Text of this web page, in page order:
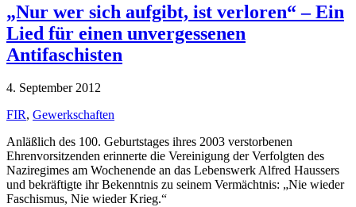
„Nur wer sich aufgibt, ist verloren“ – Ein
Lied für einen unvergessenen
Antifaschisten
4. September 2012
FIR, Gewerkschaften
Anläßlich des 100. Geburtstages ihres 2003 verstorbenen
Ehrenvorsitzenden erinnerte die Vereinigung der Verfolgten des
Naziregimes am Wochenende an das Lebenswerk Alfred Haussers
und bekräftigte ihr Bekenntnis zu seinem Vermächtnis: „Nie wieder
Faschismus, Nie wieder Krieg.“